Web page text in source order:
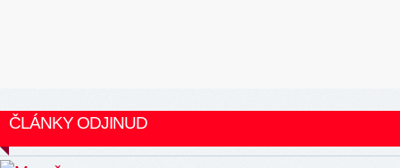
ČLÁNKY ODJINUD